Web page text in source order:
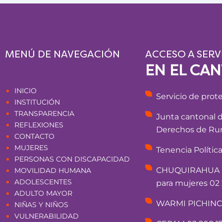
MENÚ DE NAVEGACIÓN
INICIO
INSTITUCIÓN
TRANSPARENCIA
REFLEXIONES
CONTACTO
MUJERES
PERSONAS CON DISCAPACIDAD
MOVILIDAD HUMANA
ADOLESCENTES
ADULTO MAYOR
NIÑAS Y NIÑOS
VULNERABILIDAD
ACCESO A
EN EL
Servicio de
Junta cantonal
Derechos de
Tenencia
para mujeres 02
WARMI